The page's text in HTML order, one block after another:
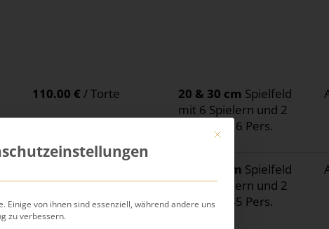
110.00 € / Torte 20 & 30 cm Spielfeld
mit 6 Spielern und 2
Toren / 16 Pers.
38 & 58 cm Spielfeld
mit 6 Spielern und 2
Toren / 45 Pers.
Mit diesem Button wird der
Einige von ihnen sind essenziell, während andere uns
zu verbessern.